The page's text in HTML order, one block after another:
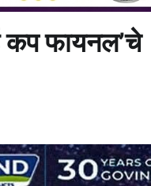
कप फायनल’चे